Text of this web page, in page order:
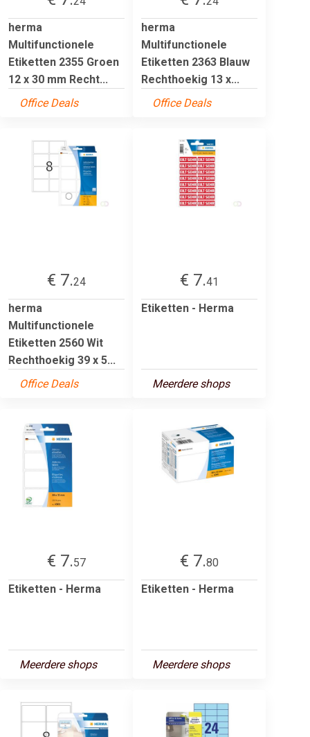
herma
Multifunctionele
Etiketten 2355 Groen
12 x 30 mm Recht...
Office Deals
herma
Multifunctionele
Etiketten 2363 Blauw
Rechthoekig 13 x...
Office Deals
€ 7.24
herma
Multifunctionele
Etiketten 2560 Wit
Rechthoekig 39 x 5...
Office Deals
€ 7.41
Etiketten - Herma
Meerdere shops
€ 7.57
Etiketten - Herma
Meerdere shops
€ 7.80
Etiketten - Herma
Meerdere shops